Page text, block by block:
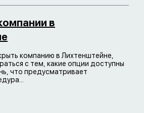
в
компанию в Лихтенштейне,
с тем, какие опции доступны
что предусматривает